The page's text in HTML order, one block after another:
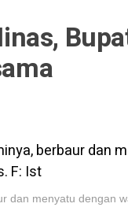
dan menyatu dengan